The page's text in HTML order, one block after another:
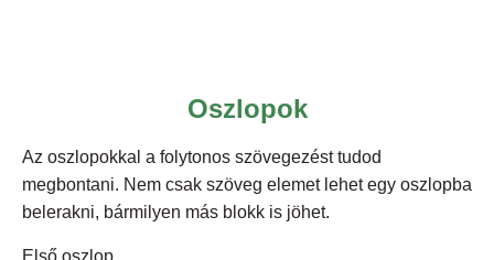
Oszlopok
Az oszlopokkal a folytonos szövegezést tudod
megbontani. Nem csak szöveg elemet lehet egy oszlopba
belerakni, bármilyen más blokk is jöhet.
Első oszlop